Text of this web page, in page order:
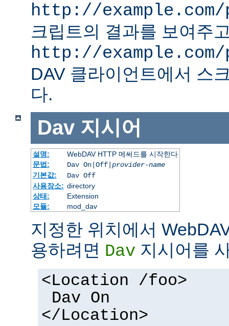
http://example.com/
크립트의 결과를 보여주
http://example.com/
DAV 클라이언트에서 스
다.
Dav 지시어
설명:
WebDAV HTTP 메써드를 시작한다
문법:
Dav On|Off| provider-name
기본값:
Dav Off
사용장소: directory
상태:
Extension
모듈:
mod_dav
지정한 위치에서
용하려면 Dav 지시어를
<Location /foo>
Dav On
</Location>